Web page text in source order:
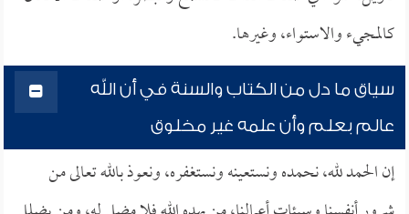
كالمجيء والاستواء، وغيرها.
سياق ما دل من الكتاب والسنة في أن الله
عالم بعلم وأن علمه غير مخلوق
إن الحمد لله، نحمده ونستعينه ونستغفره، ونعوذ بالله تعالى من